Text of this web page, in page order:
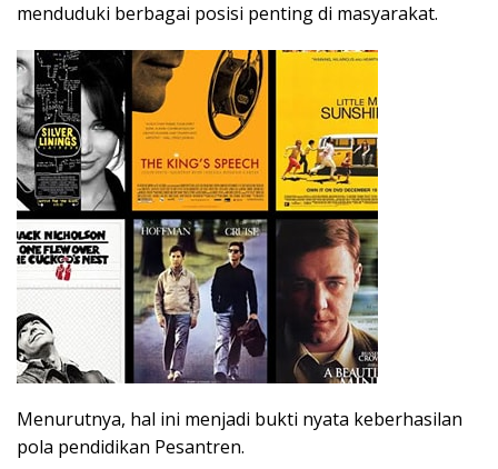
menduduki berbagai posisi penting di masyarakat.
Menurutnya, hal ini menjadi bukti nyata keberhasilan
pola pendidikan Pesantren.